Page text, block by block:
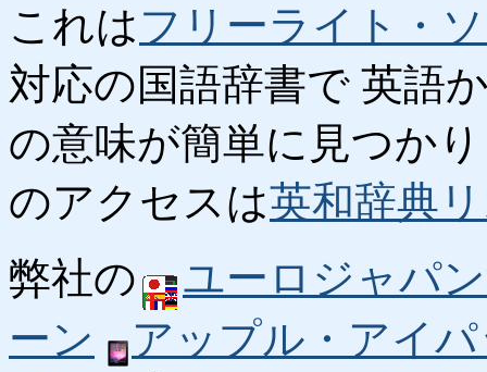
これはフリーライト・
対応の国語辞書で 英語
の意味が簡単に見つか
のアクセスは英和辞典
弊社の
ユーロジャパ
ーン
アップル・アイ